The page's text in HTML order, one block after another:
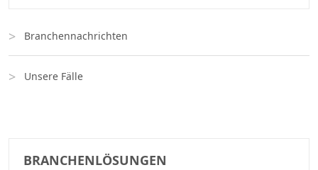
Branchennachrichten
Unsere Fälle
BRANCHENLÖSUNGEN